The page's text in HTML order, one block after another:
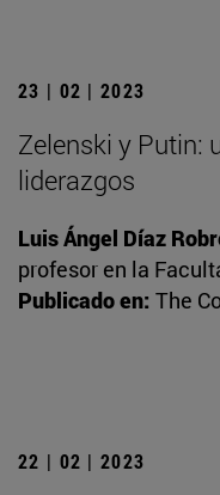
23 | 02 | 2023
Zelenski y Putin:
liderazgos
Luis Ángel Díaz
profesor en la
Publicado en: The
22 | 02 | 2023